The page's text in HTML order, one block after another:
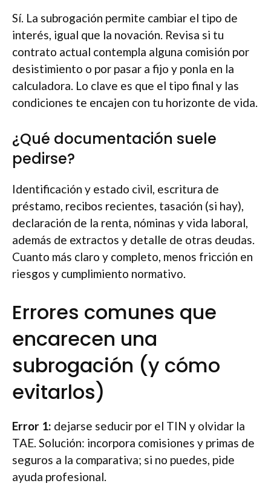
Sí. La subrogación permite cambiar el tipo de
interés, igual que la novación. Revisa si tu
contrato actual contempla alguna comisión por
desistimiento o por pasar a fijo y ponla en la
calculadora. Lo clave es que el tipo final y las
condiciones te encajen con tu horizonte de vida.
¿Qué documentación suele
pedirse?
Identificación y estado civil, escritura de
préstamo, recibos recientes, tasación (si hay),
declaración de la renta, nóminas y vida laboral,
además de extractos y detalle de otras deudas.
Cuanto más claro y completo, menos fricción en
riesgos y cumplimiento normativo.
Errores comunes que
encarecen una
subrogación (y cómo
evitarlos)
Error 1: dejarse seducir por el TIN y olvidar la
TAE. Solución: incorpora comisiones y primas de
seguros a la comparativa; si no puedes, pide
ayuda profesional.